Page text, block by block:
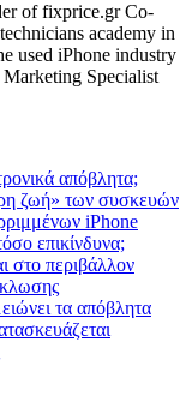
of fixprice.gr Co-
academy in
used iPhone industry
Specialist
απόβλητα;
ζωή» των συσκευών
iPhone
επικίνδυνα;
στο περιβάλλον
τα απόβλητα